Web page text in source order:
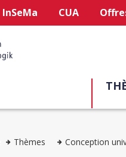
InSeMa CUA
Thèmes Conception